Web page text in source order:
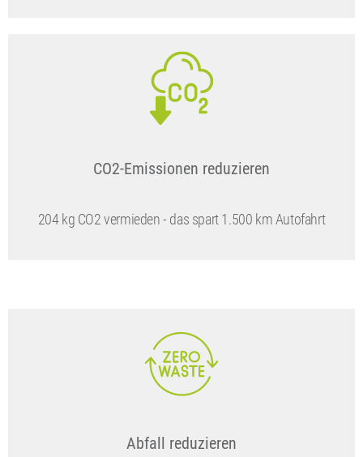
CO2-Emissionen reduzieren
204 kg CO2 vermieden - das spart 1.500 km Autofahrt
Abfall reduzieren